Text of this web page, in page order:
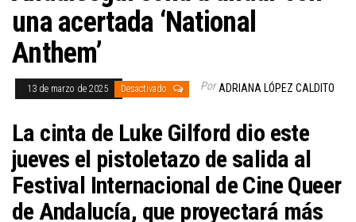
una acertada ‘National
Anthem’
13 de marzo de 2025 Desactivado Por ADRIANA LÓPEZ CALDITO
La cinta de Luke Gilford dio este
jueves el pistoletazo de salida al
Festival Internacional de Cine Queer
de Andalucía, que proyectará más